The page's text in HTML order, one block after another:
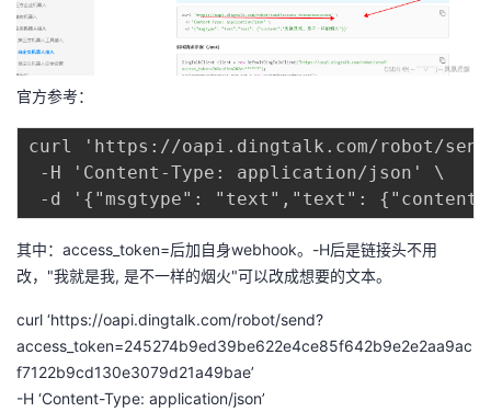
官方参考：
curl 'https://oapi.dingtalk.com/robot/
-H 'Content-Type: application/json' \
其中：access_token=后加自身webhook。-H后是链接头不用
改，"我就是我, 是不一样的烟火"可以改成想要的文本。
curl ‘https://oapi.dingtalk.com/robot/send?
access_token=245274b9ed39be622e4ce85f642b9e2e2aa9ac
f7122b9cd130e3079d21a49bae’
-H ‘Content-Type: application/json’